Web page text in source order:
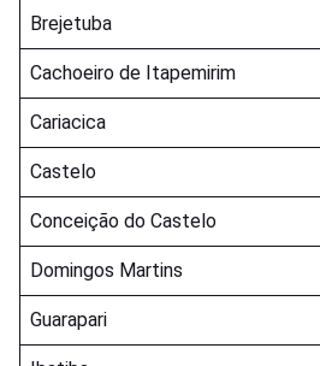
Brejetuba
Cachoeiro de Itapemirim
Cariacica
Castelo
Conceição do Castelo
Domingos Martins
Guarapari